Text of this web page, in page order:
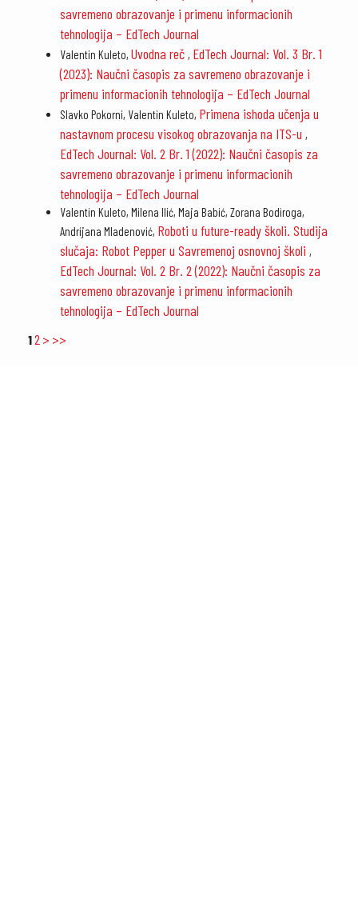
savremeno obrazovanje i primenu informacionih
tehnologija – EdTech Journal
Valentin Kuleto, Uvodna reč , EdTech Journal: Vol. 3 Br. 1
(2023): Naučni časopis za savremeno obrazovanje i
primenu informacionih tehnologija – EdTech Journal
Slavko Pokorni, Valentin Kuleto, Primena ishoda učenja u
nastavnom procesu visokog obrazovanja na ITS-u ,
EdTech Journal: Vol. 2 Br. 1 (2022): Naučni časopis za
savremeno obrazovanje i primenu informacionih
tehnologija – EdTech Journal
Valentin Kuleto, Milena Ilić, Maja Babić, Zorana Bodiroga,
Andrijana Mladenović, Roboti u future-ready školi. Studija
slučaja: Robot Pepper u Savremenoj osnovnoj školi ,
EdTech Journal: Vol. 2 Br. 2 (2022): Naučni časopis za
savremeno obrazovanje i primenu informacionih
tehnologija – EdTech Journal
12 > >>